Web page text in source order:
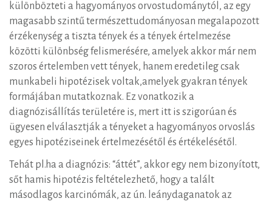
különbözteti a hagyományos orvostudománytól, az egy
magasabb szintű természettudományosan megalapozott
érzékenység a tiszta tények és a tények értelmezése
közötti különbség felismerésére, amelyek akkor már nem
szoros értelemben vett tények, hanem eredetileg csak
munkabeli hipotézisek voltak,amelyek gyakran tények
formájában mutatkoznak. Ez vonatkozik a
diagnózisállítás területére is, mert itt is szigorúan és
ügyesen elválasztják a tényeket a hagyományos orvoslás
egyes hipotéziseinek értelmezésétől és értékelésétől.
Tehát pl.ha a diagnózis: “áttét”, akkor egy nem bizonyított,
sőt hamis hipotézis feltételezhető, hogy a talált
másodlagos karcinómák, az ún. leánydaganatok az